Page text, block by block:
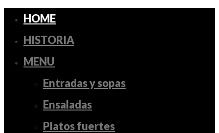
HOME
HISTORIA
MENU
Entradas y sopas
Ensaladas
Platos fuertes